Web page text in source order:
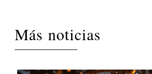
Más noticias